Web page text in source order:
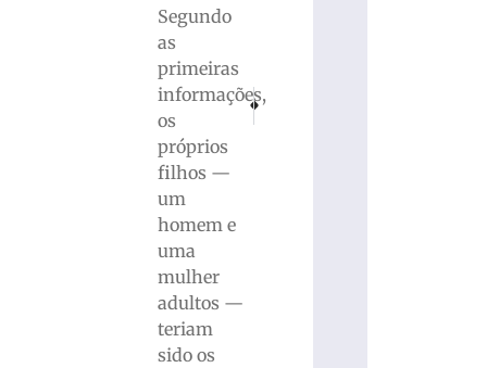
Segundo
as
primeiras
informações,
os
próprios
filhos —
um
homem e
uma
mulher
adultos —
teriam
sido os
PRÓXIMO